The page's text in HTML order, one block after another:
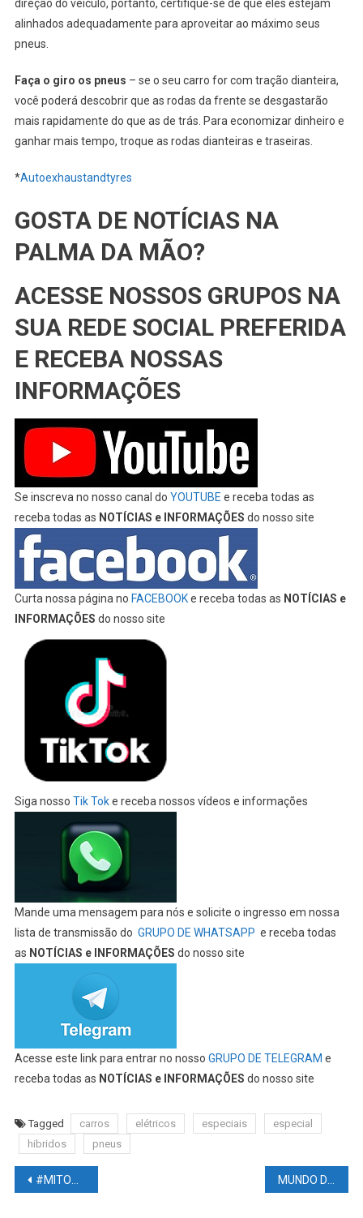
direção do veículo, portanto, certifique-se de que eles estejam
alinhados adequadamente para aproveitar ao máximo seus
pneus.
Faça o giro os pneus – se o seu carro for com tração dianteira,
você poderá descobrir que as rodas da frente se desgastarão
mais rapidamente do que as de trás. Para economizar dinheiro e
ganhar mais tempo, troque as rodas dianteiras e traseiras.
*Autoexhaustandtyres
GOSTA DE NOTÍCIAS NA
PALMA DA MÃO?
ACESSE NOSSOS GRUPOS NA
SUA REDE SOCIAL PREFERIDA
E RECEBA NOSSAS
INFORMAÇÕES
Se inscreva no nosso canal do YOUTUBE e receba todas as
receba todas as NOTÍCIAS e INFORMAÇÕES do nosso site
Curta nossa página no FACEBOOKe receba todas as NOTÍCIAS e
INFORMAÇÕES do nosso site
Siga nosso Tik Toke receba nossos vídeos e informações
Mande uma mensagem para nós e solicite o ingresso em nossa
lista de transmissão do GRUPO DE WHATSAPP e receba todas
as NOTÍCIAS e INFORMAÇÕES do nosso site
Acesse este link para entrar no nosso GRUPO DE TELEGRAM e
receba todas as NOTÍCIAS e INFORMAÇÕES do nosso site
Tagged carros elétricos especiais
especial
hibridos
pneus
Navegação
#MITOS e #VERDADES sobre o #METAVERSO